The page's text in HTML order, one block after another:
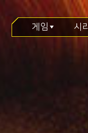
게임 시